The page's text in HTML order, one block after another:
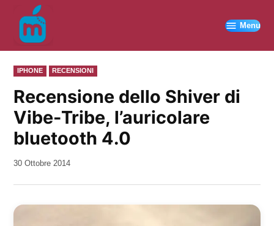
contenuto
Menu
PUBBLICATO
IN
IPHONE RECENSIONI
Recensione dello Shiver di
Vibe-Tribe, l’auricolare
bluetooth 4.0
da
30 Ottobre 2014